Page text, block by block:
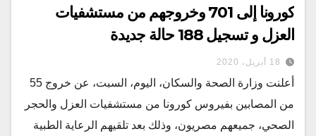
كورونا إلى 701 وخروجهم من مستشفيات
العزل و تسجيل 188 حالة جديدة
18 أبريل، 2020
أعلنت وزارة الصحة والسكان، اليوم، السبت، عن خروج 55
من المصابين بفيروس كورونا من مستشفيات العزل والحجر
الصحي، جميعهم مصريون، وذلك بعد تلقيهم الرعاية الطبية